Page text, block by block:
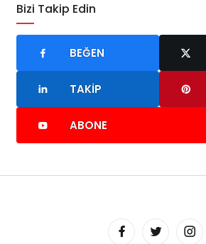
Bizi Takip Edin
BEĞEN
TAKIP
ABONE